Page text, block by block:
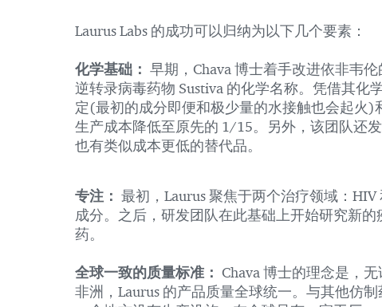
Laurus Labs 的成功可以归纳为以下几个要素：
化学基础：
早期，Chava 博士着手改进依非韦
逆转录病毒药物 Sustiva 的化学名称。凭借其化
定(最初的成分即便和极少量的水接触也会起火
生产成本降低至原先的 1/15。另外，该团队还
也有类似成本更低的替代品。
专注： 最初，Laurus 聚焦于两个治疗领域：
成分。之后，研发团队在此基础上开始研究新
药。
全球一致的质量标准： Chava 博士的理念是，
非洲，Laurus 的产品质量全球统一。与其他仿